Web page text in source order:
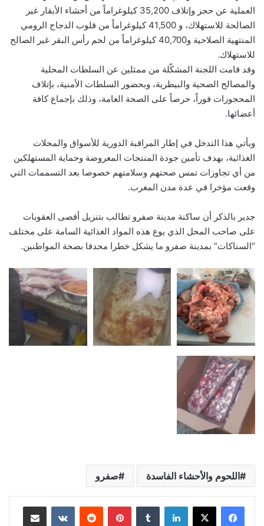
العملية عن حجز وإتلاف 35,200 كيلوغراماً من أحشاء الأبقار غير
الصالحة للاستهلاك، و 41,500 كيلوغراماً من قلوب الدجاج الرومي
المنتهية الصلاحية و40,700 كيلوغراماً من لحم رأس البقر غير الصالح
للاستهلاك.
وقد قامت اللجنة المشكّلة من ممثلين عن السلطات المحلية
والمصالح الصحية والبيطرية، وبحضور السلطات الأمنية، بإتلاف
المحجوزات فوراً، حرصاً على الصحة العامة، وذلك بإجماع كافة
أعضائها.
ويأتي هذا التدخل في إطار المراقبة الدورية للأسواق والمحلات
الغذائية، بهدف تأمين جودة المنتجات المعروضة وحماية المستهلكين
من أي تجاوزات تمس صحتهم وسلامتهم خصوصا بعد التسممات التي
وقعت مؤخرا في عدة مدن المغرب.
جدير بالذكر أن ساكنة مدينة صفرو تطالب بتنزيل أقصى العقوبات
على صاحب المحل الذي يوع هذه المواد الغذائية السامة على مختلف
“السناكات” بمدينة صفرو ما يشكل خطرا محدقا بصحة المواطنين.
اللحوم والأحشاء الفاسدة صفرو
لينكدإن بينتيريست مشاركة عبر البريد